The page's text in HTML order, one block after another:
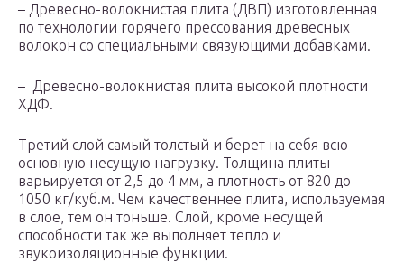
– Древесно-волокнистая плита (ДВП) изготовленная
по технологии горячего прессования древесных
волокон со специальными связующими добавками.
– Древесно-волокнистая плита высокой плотности
ХДФ.
Третий слой самый толстый и берет на себя всю
основную несущую нагрузку. Толщина плиты
варьируется от 2,5 до 4 мм, а плотность от 820 до
1050 кг/куб.м. Чем качественнее плита, используемая
в слое, тем он тоньше. Слой, кроме несущей
способности так же выполняет тепло и
звукоизоляционные функции.